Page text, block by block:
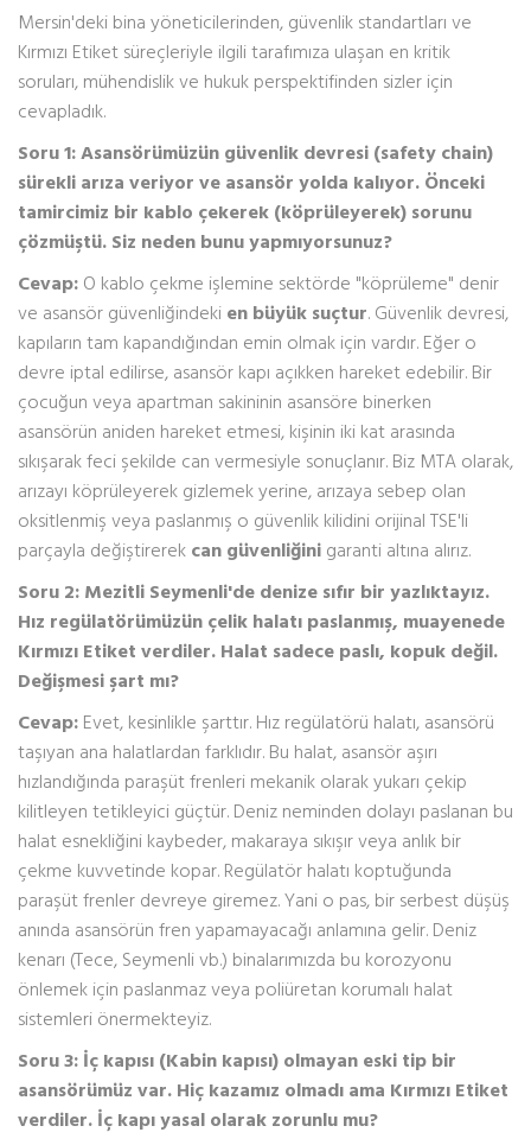
Mersin'deki bina yöneticilerinden, güvenlik standartları ve
Kırmızı Etiket süreçleriyle ilgili tarafımıza ulaşan en kritik
soruları, mühendislik ve hukuk perspektifinden sizler için
cevapladık.
Soru 1: Asansörümüzün güvenlik devresi (safety chain)
sürekli arıza veriyor ve asansör yolda kalıyor. Önceki
tamircimiz bir kablo çekerek (köprüleyerek) sorunu
çözmüştü. Siz neden bunu yapmıyorsunuz?
Cevap: O kablo çekme işlemine sektörde "köprüleme" denir
ve asansör güvenliğindeki en büyük suçtur. Güvenlik devresi,
kapıların tam kapandığından emin olmak için vardır. Eğer o
devre iptal edilirse, asansör kapı açıkken hareket edebilir. Bir
çocuğun veya apartman sakininin asansöre binerken
asansörün aniden hareket etmesi, kişinin iki kat arasında
sıkışarak feci şekilde can vermesiyle sonuçlanır. Biz MTA olarak,
arızayı köprüleyerek gizlemek yerine, arızaya sebep olan
oksitlenmiş veya paslanmış o güvenlik kilidini orijinal TSE'li
parçayla değiştirerek can güvenliğini garanti altına alırız.
Soru 2: Mezitli Seymenli'de denize sıfır bir yazlıktayız.
Hız regülatörümüzün çelik halatı paslanmış, muayenede
Kırmızı Etiket verdiler. Halat sadece paslı, kopuk değil.
Değişmesi şart mı?
Cevap: Evet, kesinlikle şarttır. Hız regülatörü halatı, asansörü
taşıyan ana halatlardan farklıdır. Bu halat, asansör aşırı
hızlandığında paraşüt frenleri mekanik olarak yukarı çekip
kilitleyen tetikleyici güçtür. Deniz neminden dolayı paslanan bu
halat esnekliğini kaybeder, makaraya sıkışır veya anlık bir
çekme kuvvetinde kopar. Regülatör halatı koptuğunda
paraşüt frenler devreye giremez. Yani o pas, bir serbest düşüş
anında asansörün fren yapamayacağı anlamına gelir. Deniz
kenarı (Tece, Seymenli vb.) binalarımızda bu korozyonu
önlemek için paslanmaz veya poliüretan korumalı halat
sistemleri önermekteyiz.
Soru 3: İç kapısı (Kabin kapısı) olmayan eski tip bir
asansörümüz var. Hiç kazamız olmadı ama Kırmızı Etiket
verdiler. İç kapı yasal olarak zorunlu mu?